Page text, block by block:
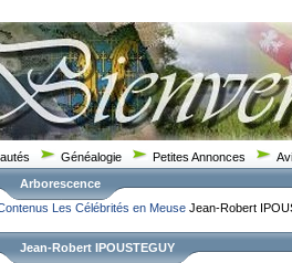
Généalogie Petites Annonces
Arborescence
Les Célébrités en Meuse Jean-Robert
Jean-Robert IPOUSTEGUY